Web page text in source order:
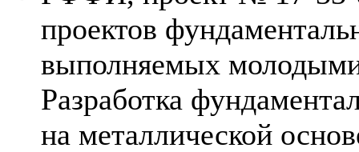
проектов
выполняемых
Разработка
на металлической